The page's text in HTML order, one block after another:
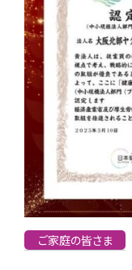
ご家庭の皆さま